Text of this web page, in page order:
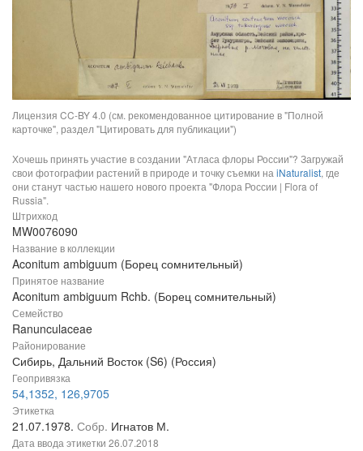
Лицензия CC-BY 4.0 (см. рекомендованное цитирование в "Полной
карточке", раздел "Цитировать для публикации")
Хочешь принять участие в создании "Атласа флоры России"? Загружай
свои фотографии растений в природе и точку съемки на iNaturalist, где
они станут частью нашего нового проекта "Флора России | Flora of
Russia".
Штрихкод
MW0076090
Название в коллекции
Aconitum ambiguum (Борец сомнительный)
Принятое название
Aconitum ambiguum Rchb. (Борец сомнительный)
Семейство
Ranunculaceae
Районирование
Сибирь, Дальний Восток (S6) (Россия)
Геопривязка
54,1352, 126,9705
Этикетка
21.07.1978. Собр. Игнатов М.
Дата ввода этикетки 26.07.2018